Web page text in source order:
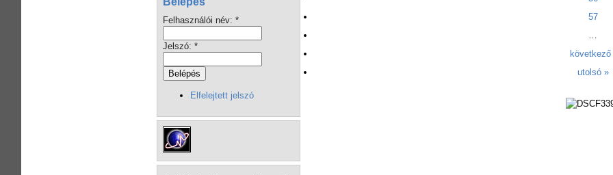
Felhasználói név: *
Jelszó: *
Elfelejtett jelszó
57
következő
utolsó »